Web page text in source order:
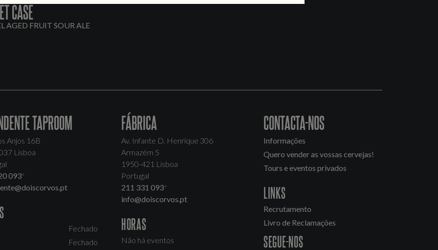
CASE
AGED FRUIT SOUR ALE
TAPROOM
Anjos 16B
Lisboa
093*
Fechado
Fechado
FÁBRICA
Av. Infante D. Henrique 306
Armazém 5
1950-421 Lisboa
Portugal
211 331 093*
info@doiscorvos.pt
HORAS
Não há eventos
CONTACTA-NOS
Informações
Quero vender as vossas cervejas!
Tours e eventos privados
LINKS
Recrutamento
Livro de Reclamações
SEGUE-NOS